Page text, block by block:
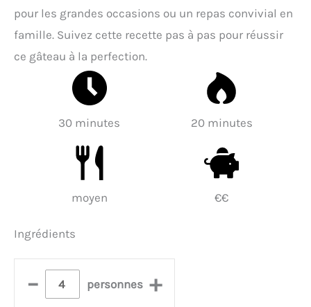
pour les grandes occasions ou un repas convivial en
famille. Suivez cette recette pas à pas pour réussir
ce gâteau à la perfection.
30 minutes 20 minutes
moyen €€
Ingrédients
– personnes +